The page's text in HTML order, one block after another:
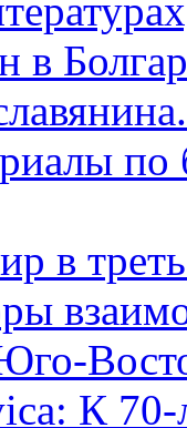
по
в
К